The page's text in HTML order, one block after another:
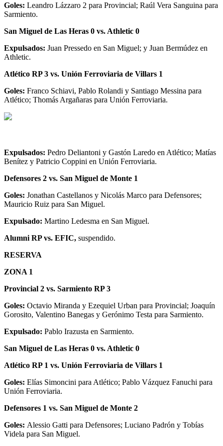
Goles: Leandro Lázzaro 2 para Provincial; Raúl Vera Sanguina para
Sarmiento.
San Miguel de Las Heras 0 vs. Athletic 0
Expulsados: Juan Pressedo en San Miguel; y Juan Bermúdez en
Athletic.
Atlético RP 3 vs. Unión Ferroviaria de Villars 1
Goles: Franco Schiavi, Pablo Rolandi y Santiago Messina para
Atlético; Thomás Argañaras para Unión Ferroviaria.
Expulsados: Pedro Deliantoni y Gastón Laredo en Atlético; Matías
Benítez y Patricio Coppini en Unión Ferroviaria.
Defensores 2 vs. San Miguel de Monte 1
Goles: Jonathan Castellanos y Nicolás Marco para Defensores;
Mauricio Ruiz para San Miguel.
Expulsado: Martino Ledesma en San Miguel.
Alumni RP vs. EFIC, suspendido.
RESERVA
ZONA 1
Provincial 2 vs. Sarmiento RP 3
Goles: Octavio Miranda y Ezequiel Urban para Provincial; Joaquín
Gorosito, Valentino Banegas y Gerónimo Testa para Sarmiento.
Expulsado: Pablo Irazusta en Sarmiento.
San Miguel de Las Heras 0 vs. Athletic 0
Atlético RP 1 vs. Unión Ferroviaria de Villars 1
Goles: Elías Simoncini para Atlético; Pablo Vázquez Fanuchi para
Unión Ferroviaria.
Defensores 1 vs. San Miguel de Monte 2
Goles: Alessio Gatti para Defensores; Luciano Padrón y Tobías
Videla para San Miguel.